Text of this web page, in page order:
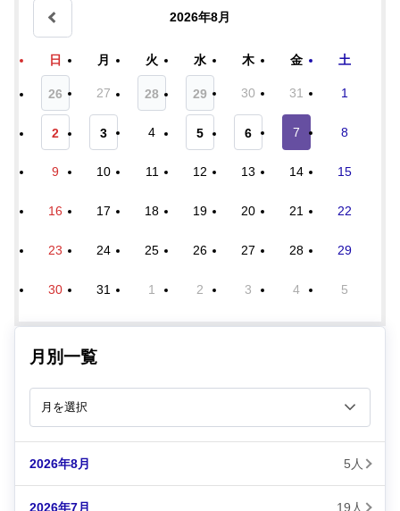
2026年8月
日 月 火 水 木 金 土
26 27 28 29 30 31 1
2 3 4 5 6 7 8
9 10 11 12 13 14 15
16 17 18 19 20 21 22
23 24 25 26 27 28 29
30 31 1 2 3 4 5
月別一覧
2026年8月 5人
2026年7月 19人